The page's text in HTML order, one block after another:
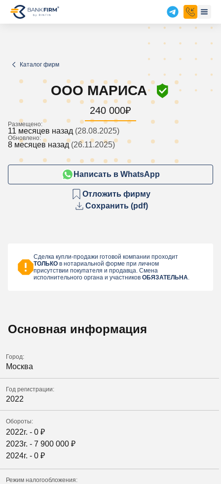
Каталог фирм
ООО МАРИСА
240 000₽
Размещено:
11 месяцев назад (28.08.2025)
Обновлено:
8 месяцев назад (26.11.2025)
Написать в WhatsApp
Отложить фирму
Сохранить (pdf)
Сделка купли-продажи готовой компании проходит
ТОЛЬКО в нотариальной форме при личном
присутствии покупателя и продавца. Смена
исполнительного органа и участников ОБЯЗАТЕЛЬНА.
Основная информация
Город:
Москва
Год регистрации:
2022
Обороты:
2022г. - 0 ₽
2023г. - 7 900 000 ₽
2024г. - 0 ₽
Режим налогообложения: